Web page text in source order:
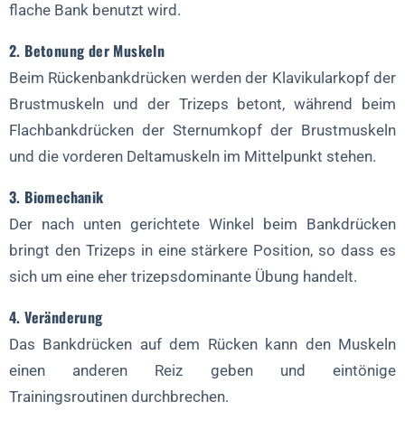
flache Bank benutzt wird.
2. Betonung der Muskeln
Beim Rückenbankdrücken werden der Klavikularkopf der
Brustmuskeln und der Trizeps betont, während beim
Flachbankdrücken der Sternumkopf der Brustmuskeln
und die vorderen Deltamuskeln im Mittelpunkt stehen.
3. Biomechanik
Der nach unten gerichtete Winkel beim Bankdrücken
bringt den Trizeps in eine stärkere Position, so dass es
sich um eine eher trizepsdominante Übung handelt.
4. Veränderung
Das Bankdrücken auf dem Rücken kann den Muskeln
einen anderen Reiz geben und eintönige
Trainingsroutinen durchbrechen.